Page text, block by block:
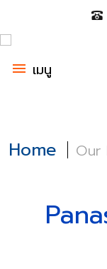
menu เมนู
Home Our